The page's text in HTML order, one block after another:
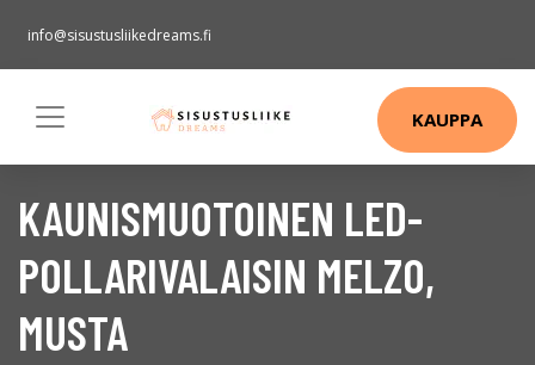
info@sisustusliikedreams.fi
KAUPPA
KAUNISMUOTOINEN LED-
POLLARIVALAISIN MELZO,
MUSTA